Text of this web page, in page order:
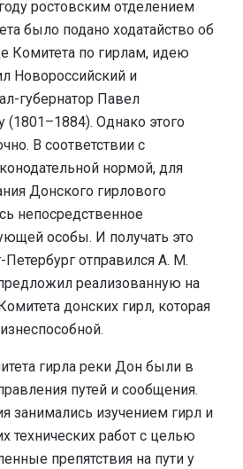
ростовским отделением
было подано ходатайство об
Комитета по гирлам, идею
Новороссийский и
губернатор Павел
(1801–1884). Однако этого
В соответствии с
нормой, для
Донского гирлового
непосредственное
особы. И получать это
отправился А. М.
реализованную на
донских гирл, которая
гирла реки Дон были в
путей и сообщения.
занимались изучением гирл и
технических работ с целью
препятствия на пути у